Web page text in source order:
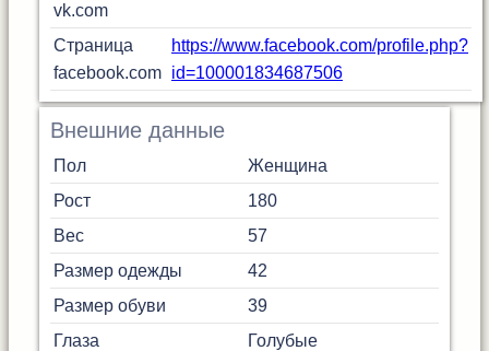
vk.com
Страница
facebook.com
https://www.facebook.com/profile.php?
id=100001834687506
Внешние данные
Пол
Женщина
Рост
180
Вес
57
Размер одежды
42
Размер обуви
39
Глаза
Голубые